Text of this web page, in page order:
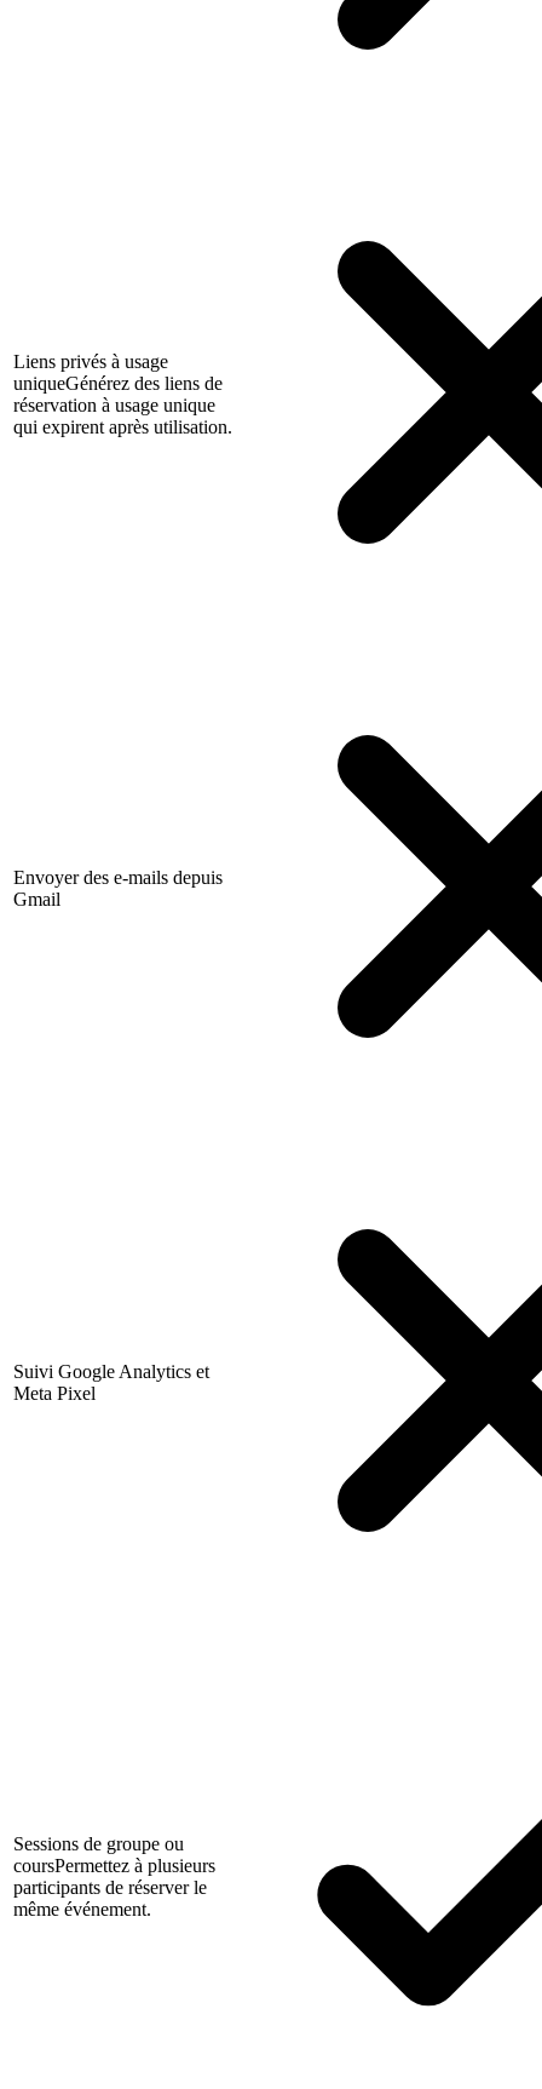
Liens privés à usage
uniqueGénérez des liens de
réservation à usage unique
qui expirent après utilisation.
Envoyer des e-mails depuis
Gmail
Suivi Google Analytics et
Meta Pixel
Sessions de groupe ou
coursPermettez à plusieurs
participants de réserver le
même événement.